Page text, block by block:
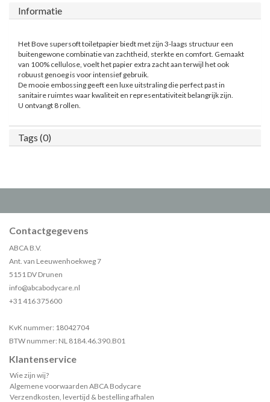
Informatie
Het Bove supersoft toiletpapier biedt met zijn 3-laags structuur een
buitengewone combinatie van zachtheid, sterkte en comfort. Gemaakt
van 100% cellulose, voelt het papier extra zacht aan terwijl het ook
robuust genoeg is voor intensief gebruik.
De mooie embossing geeft een luxe uitstraling die perfect past in
sanitaire ruimtes waar kwaliteit en representativiteit belangrijk zijn.
U ontvangt 8 rollen.
Tags (0)
Contactgegevens
ABCA B.V.
Ant. van Leeuwenhoekweg 7
5151 DV Drunen
info@abcabodycare.nl
+31 416 375600
KvK nummer: 18042704
BTW nummer: NL 8184.46.390.B01
Klantenservice
Wie zijn wij?
Algemene voorwaarden ABCA Bodycare
Verzendkosten, levertijd & bestelling afhalen